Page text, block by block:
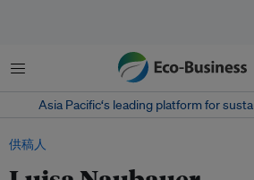
菜单
Asia Pacific‘s leading platform for
供稿人